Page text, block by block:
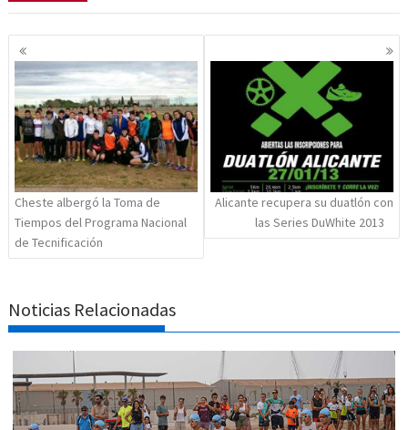
Navegación
de
entradas
Cheste albergó la Toma de
Tiempos del Programa Nacional
de Tecnificación
Alicante recupera su duatlón con
las Series DuWhite 2013
Noticias Relacionadas